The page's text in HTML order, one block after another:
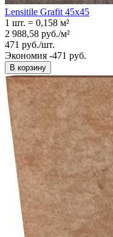
Lensitile Grafit 45x45
1 шт. = 0,158 м²
2 988,58 руб./м²
471 руб./шт.
Экономия -471 руб.
В корзину